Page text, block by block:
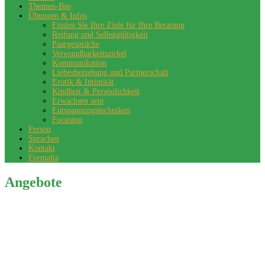
Themen-Bsp
Übungen & Infos
Finden Sie Ihre Ziele für Ihre Beratung
Reifung und Selbstgültigkeit
Paargespräche
Verwundbarkeitszirkel
Kommunikation
Liebesbeziehung und Partnerschaft
Erotik & Intimität
Kindheit & Persönlichkeit
Erwachsen sein
Entspannungstechniken
Focusing
Person
Sprachen
Kontakt
Formalia
Angebote